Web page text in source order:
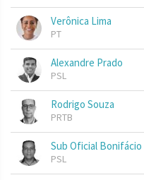
Verônica Lima
PT
Alexandre Prado
PSL
Rodrigo Souza
PRTB
Sub Oficial Bonifácio
PSL